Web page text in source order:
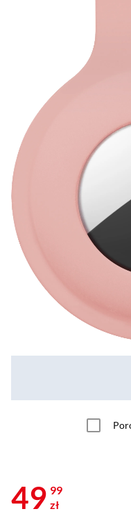
49 99
zł